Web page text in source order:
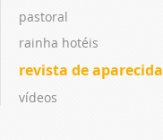
pastoral
rainha hotéis
revista de aparecida
vídeos